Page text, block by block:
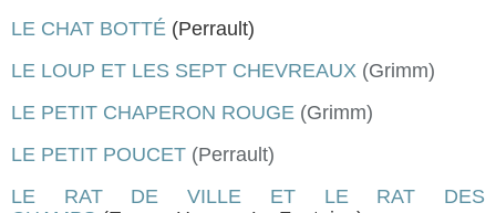
LE CHAT BOTTÉ (Perrault)
LE LOUP ET LES SEPT CHEVREAUX (Grimm)
LE PETIT CHAPERON ROUGE (Grimm)
LE PETIT POUCET (Perrault)
LE RAT DE VILLE ET LE RAT DES